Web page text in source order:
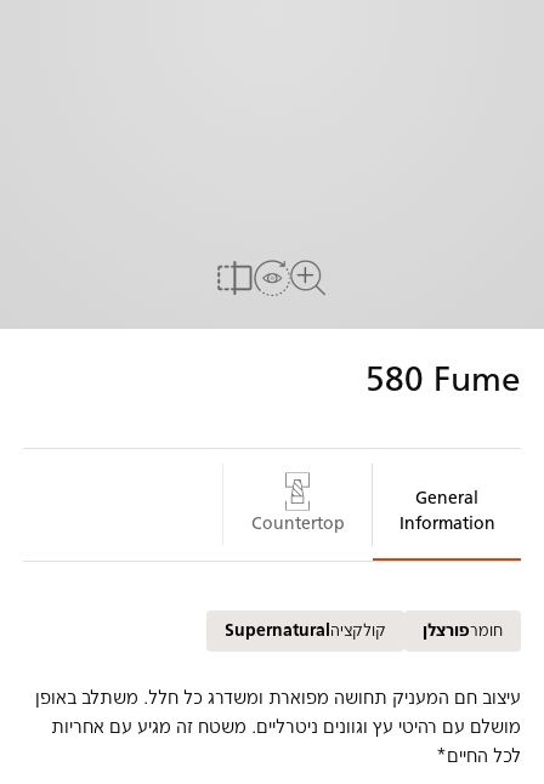
הדמייה אצלך בבית
580 Fume
General
Information
Countertop
חומרפורצלן קולקציה Supernatural
עיצוב חם המעניק תחושה מפוארת ומשדרג כל חלל. משתלב באופן
מושלם עם רהיטי עץ וגוונים ניטרליים. משטח זה מגיע עם אחריות
לכל החיים*